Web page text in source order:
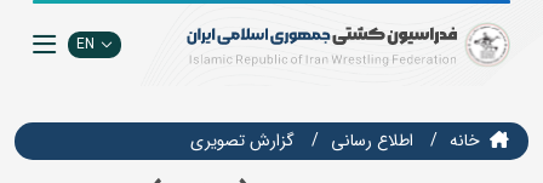
EN
خانه اطلاع رسانی گزارش تصويري